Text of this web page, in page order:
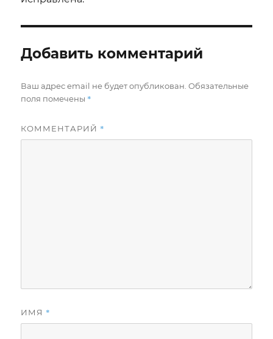
Добавить комментарий
Ваш адрес email не будет опубликован. Обязательные
поля помечены *
КОММЕНТАРИЙ *
ИМЯ *